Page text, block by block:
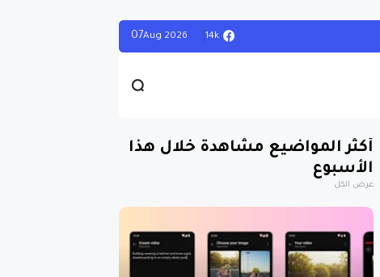
14k
07Aug 2026
أكثر المواضيع مشاهدة خلال هذا
الأسبوع
عرض الكل